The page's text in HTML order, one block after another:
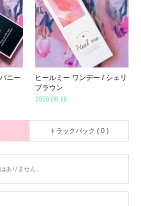
ニー
ヒールミー ワンデー / シェリ
ブラウン
2018.08.16
トラックバック ( 0 )
ありません。